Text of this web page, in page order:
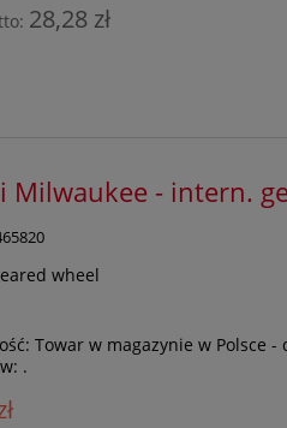
28,28 zł
Milwaukee - intern.
wheel
Towar w magazynie w Polsce -
.